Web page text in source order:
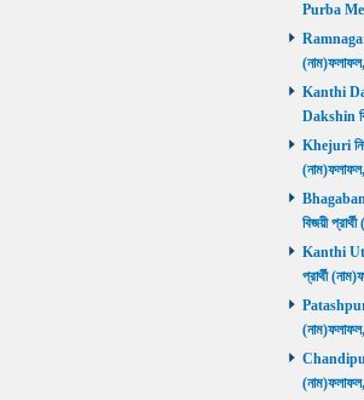
Purba
Ramnagar
Kanthi
Dakshin
Khejuri
বিজয়ী
Kanthi
প্রার্থী
Patashpur
Chandipur